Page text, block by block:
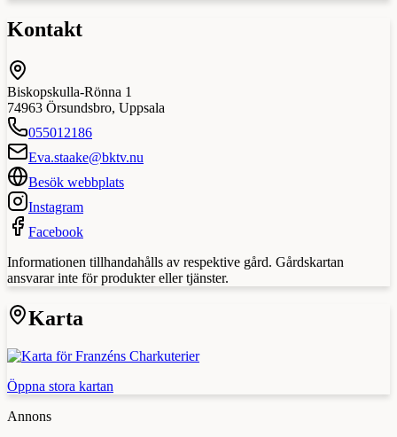
Kontakt
Biskopskulla-Rönna 1
74963 Örsundsbro, Uppsala
055012186
Eva.staake@bktv.nu
Besök webbplats
Instagram
Facebook
Informationen tillhandahålls av respektive gård. Gårdskartan
ansvarar inte för produkter eller tjänster.
Karta
Öppna stora kartan
Annons